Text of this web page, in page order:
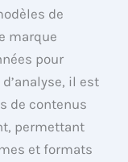
de
marque
pour
il est
de contenus
permettant
et formats